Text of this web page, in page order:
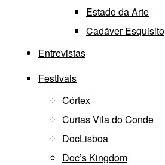
Estado da Arte
Cadáver Esquisito
Entrevistas
Festivais
Córtex
Curtas Vila do Conde
DocLisboa
Doc’s Kingdom